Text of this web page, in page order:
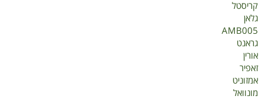
קריסטל
גלאן
AMB005
גראנט
אורין
זאפיר
אמזוניט
מונוואל